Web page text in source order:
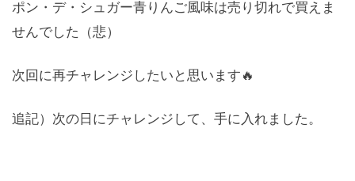
ポン・デ・シュガー青りんご風味は売り切れで買えま
せんでした（悲）
次回に再チャレンジしたいと思います🔥
追記）次の日にチャレンジして、手に入れました。